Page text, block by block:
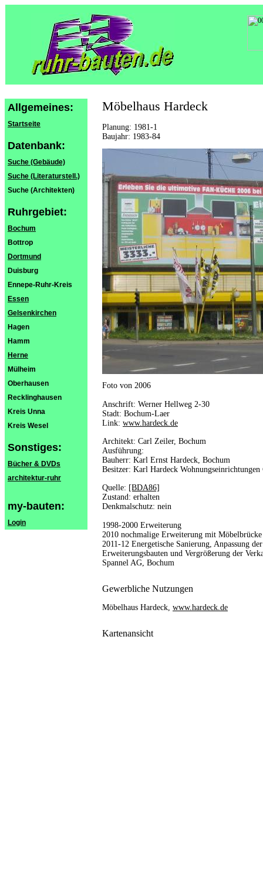
Allgemeines:
Startseite
Datenbank:
Suche (Gebäude)
Suche (Literaturstell.)
Suche (Architekten)
Ruhrgebiet:
Bochum
Bottrop
Dortmund
Duisburg
Ennepe-Ruhr-Kreis
Essen
Gelsenkirchen
Hagen
Hamm
Herne
Mülheim
Oberhausen
Recklinghausen
Kreis Unna
Kreis Wesel
Sonstiges:
Bücher & DVDs
architektur-ruhr
my-bauten:
Login
Möbelhaus Hardeck
Planung: 1981-1
Baujahr: 1983-84
Foto von 2006
Anschrift: Werner Hellweg 2-30
Stadt: Bochum-Laer
Link: www.hardeck.de
Architekt: Carl Zeiler, Bochum
Ausführung:
Bauherr: Karl Ernst Hardeck, Bochum
Besitzer: Karl Hardeck Wohnungseinrichtungen
Quelle: [BDA86]
Zustand: erhalten
Denkmalschutz: nein
1998-2000 Erweiterung
2010 nochmalige Erweiterung mit
2011-12 Energetische Sanierung, Anpassung
Erweiterungsbauten und Vergrößerung der
Spannel AG, Bochum
Gewerbliche Nutzungen
Möbelhaus Hardeck, www.hardeck.de
Kartenansicht